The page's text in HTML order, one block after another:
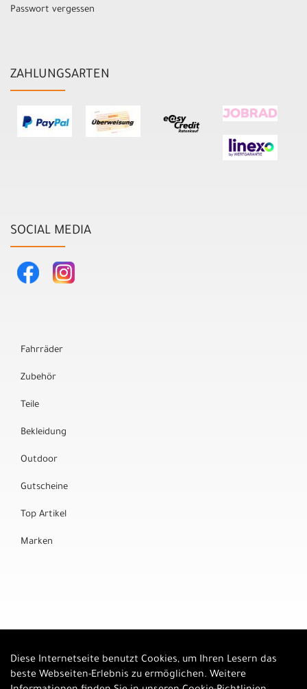
Passwort vergessen
ZAHLUNGSARTEN
SOCIAL MEDIA
Fahrräder
Zubehör
Teile
Bekleidung
Outdoor
Gutscheine
Top Artikel
Marken
Diese Internetseite benutzt Cookies, um Ihren Lesern das
beste Webseiten-Erlebnis zu ermöglichen. Weitere
Auftrag widerrufen